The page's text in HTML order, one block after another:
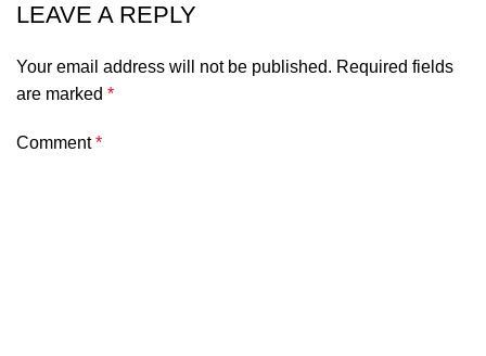
LEAVE A REPLY
Your email address will not be published. Required fields
are marked *
Comment*